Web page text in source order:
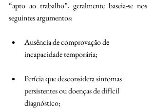
“apto ao trabalho”, geralmente baseia-se nos
seguintes argumentos:
Ausência de comprovação de
incapacidade temporária;
Perícia que desconsidera sintomas
persistentes ou doenças de difícil
diagnóstico;